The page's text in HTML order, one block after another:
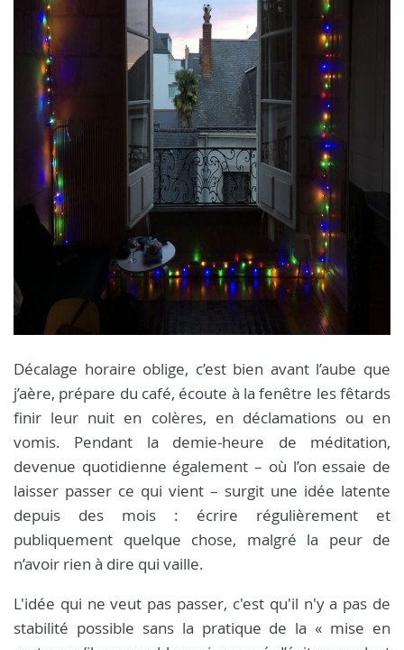
Décalage horaire oblige, c’est bien avant l’aube que
j’aère, prépare du café, écoute à la fenêtre les fêtards
finir leur nuit en colères, en déclamations ou en
vomis. Pendant la demie-heure de méditation,
devenue quotidienne également – où l’on essaie de
laisser passer ce qui vient – surgit une idée latente
depuis des mois : écrire régulièrement et
publiquement quelque chose, malgré la peur de
n’avoir rien à dire qui vaille.
L'idée qui ne veut pas passer, c'est qu'il n'y a pas de
stabilité possible sans la pratique de la « mise en